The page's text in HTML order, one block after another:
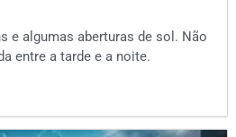
e algumas aberturas de sol. Não
entre a tarde e a noite.